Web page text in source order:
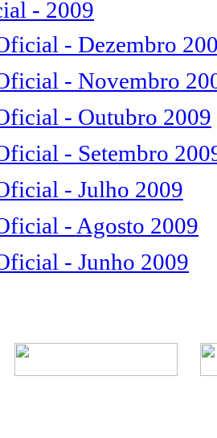
- 2009
- Dezembro
- Novembro
- Outubro 2009
- Setembro
- Julho 2009
- Agosto 2009
- Junho 2009